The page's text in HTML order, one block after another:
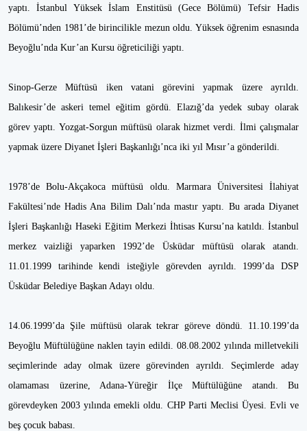
yaptı. İstanbul Yüksek İslam Enstitüsü (Gece Bölümü) Tefsir Hadis
Bölümü’nden 1981’de birincilikle mezun oldu. Yüksek öğrenim esnasında
Beyoğlu’nda Kur’an Kursu öğreticiliği yaptı.
Sinop-Gerze Müftüsü iken vatani görevini yapmak üzere ayrıldı.
Balıkesir’de askeri temel eğitim gördü. Elazığ’da yedek subay olarak
görev yaptı. Yozgat-Sorgun müftüsü olarak hizmet verdi. İlmi çalışmalar
yapmak üzere Diyanet İşleri Başkanlığı’nca iki yıl Mısır’a gönderildi.
1978’de Bolu-Akçakoca müftüsü oldu. Marmara Üniversitesi İlahiyat
Fakültesi’nde Hadis Ana Bilim Dalı’nda mastır yaptı. Bu arada Diyanet
İşleri Başkanlığı Haseki Eğitim Merkezi İhtisas Kursu’na katıldı. İstanbul
merkez vaizliği yaparken 1992’de Üsküdar müftüsü olarak atandı.
11.01.1999 tarihinde kendi isteğiyle görevden ayrıldı. 1999’da DSP
Üsküdar Belediye Başkan Adayı oldu.
14.06.1999’da Şile müftüsü olarak tekrar göreve döndü. 11.10.199’da
Beyoğlu Müftülüğüne naklen tayin edildi. 08.08.2002 yılında milletvekili
seçimlerinde aday olmak üzere görevinden ayrıldı. Seçimlerde aday
olamaması üzerine, Adana-Yüreğir İlçe Müftülüğüne atandı. Bu
görevdeyken 2003 yılında emekli oldu. CHP Parti Meclisi Üyesi. Evli ve
beş çocuk babası.